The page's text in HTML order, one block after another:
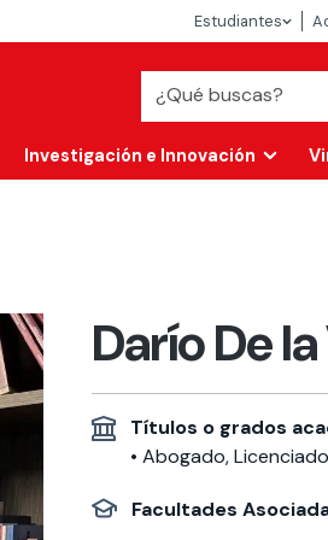
Estudiantes
Investigación e Innovación
Darío De
Títulos o grados
• Abogado,
Facultades